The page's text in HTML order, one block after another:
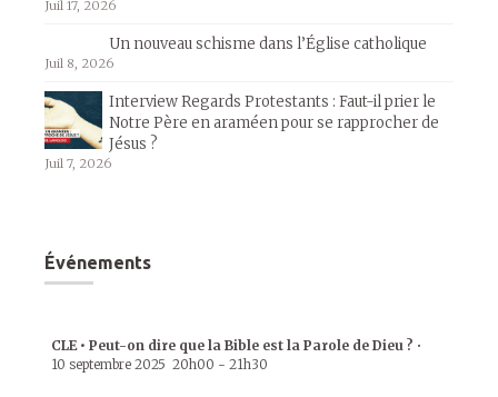
Juil 17, 2026
Un nouveau schisme dans l’Église catholique
Juil 8, 2026
Interview Regards Protestants : Faut-il prier le
Notre Père en araméen pour se rapprocher de
Jésus ?
Juil 7, 2026
Événements
CLE • Peut-on dire que la Bible est la Parole de Dieu ? •
10 septembre 2025 20h00 - 21h30